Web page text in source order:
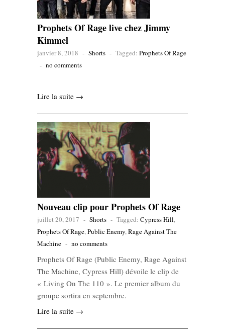
Prophets Of Rage live chez Jimmy
Kimmel
janvier 8, 2018 - Shorts - Tagged: Prophets Of Rage
- no comments
Lire la suite →
Nouveau clip pour Prophets Of Rage
juillet 20, 2017 - Shorts - Tagged: Cypress Hill,
Prophets Of Rage,Public Enemy,Rage Against The
Machine - no comments
Prophets Of Rage (Public Enemy, Rage Against
The Machine, Cypress Hill) dévoile le clip de
« Living On The 110 ». Le premier album du
groupe sortira en septembre.
Lire la suite →